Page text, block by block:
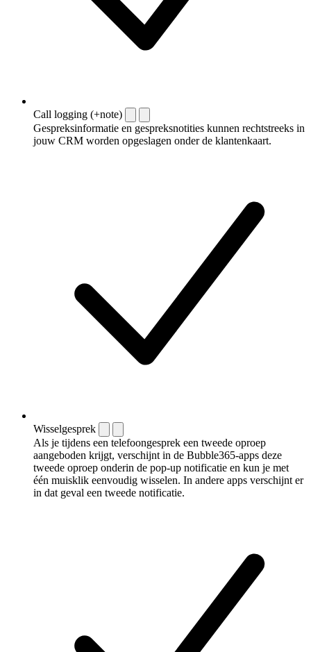
Call logging (+note)
Gespreksinformatie en gespreksnotities kunnen rechtstreeks in
jouw CRM worden opgeslagen onder de klantenkaart.
Wisselgesprek
Als je tijdens een telefoongesprek een tweede oproep
aangeboden krijgt, verschijnt in de Bubble365-apps deze
tweede oproep onderin de pop-up notificatie en kun je met
één muisklik eenvoudig wisselen. In andere apps verschijnt er
in dat geval een tweede notificatie.